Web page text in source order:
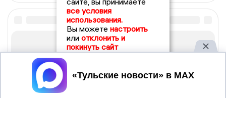
все условия
использования.
Вы можете настроить
или отклонить и
покинуть сайт
Принять